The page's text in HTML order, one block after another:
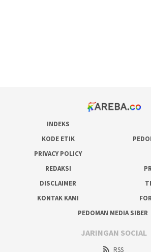
INDEKS
KODE ETIK
PRIVACY POLICY
REDAKSI
DISCLAIMER
KONTAK KAMI
PEDOMAN MEDIA SIBER
JARINGAN SOCIAL
RSS